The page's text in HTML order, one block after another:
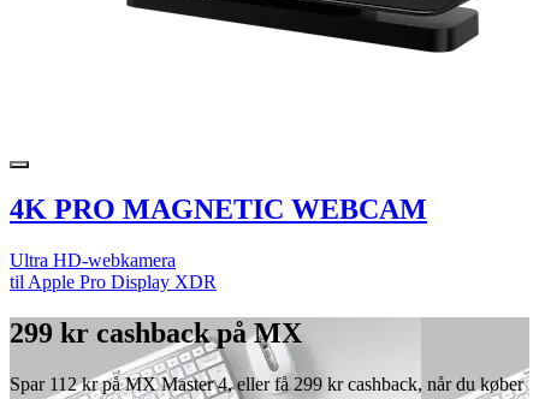
4K PRO MAGNETIC WEBCAM
Ultra HD-webkamera
til Apple Pro Display XDR
299 kr cashback på MX
Spar 112 kr på MX Master 4, eller få 299 kr cashback, når du køber